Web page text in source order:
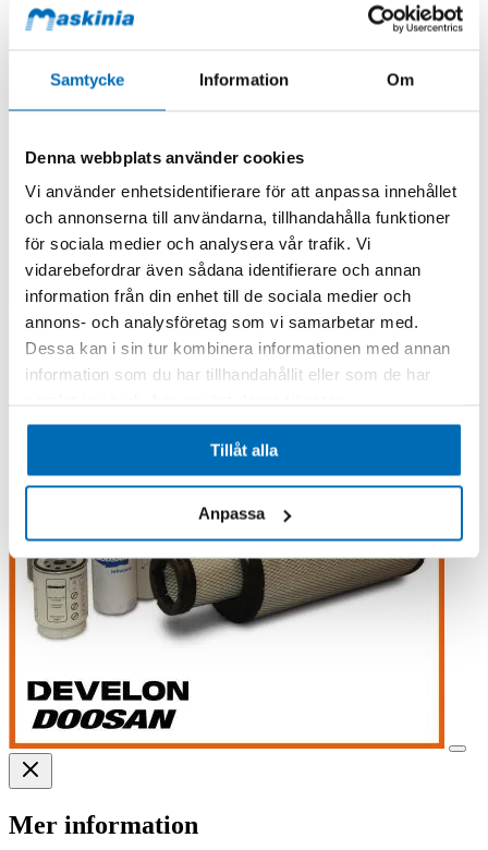
Samtycke Information Om
Denna webbplats använder cookies
Vi använder enhetsidentifierare för att anpassa innehållet
och annonserna till användarna, tillhandahålla funktioner
för sociala medier och analysera vår trafik. Vi
vidarebefordrar även sådana identifierare och annan
information från din enhet till de sociala medier och
annons- och analysföretag som vi samarbetar med.
Dessa kan i sin tur kombinera informationen med annan
information som du har tillhandahållit eller som de har
Tillåt alla
Anpassa
Mer information